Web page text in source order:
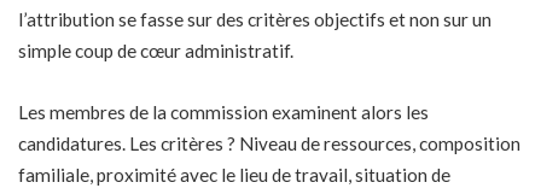
l’attribution se fasse sur des critères objectifs et non sur un
simple coup de cœur administratif.
Les membres de la commission examinent alors les
candidatures. Les critères ? Niveau de ressources, composition
familiale, proximité avec le lieu de travail, situation de